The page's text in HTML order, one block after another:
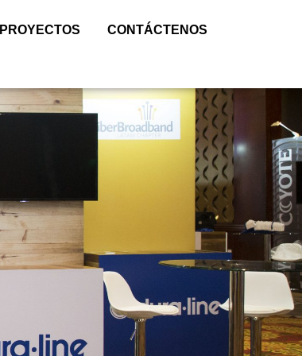
PROYECTOS CONTÁCTENOS